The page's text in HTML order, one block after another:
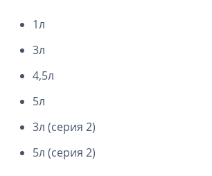
1л
3л
4,5л
5л
3л (серия 2)
5л (серия 2)